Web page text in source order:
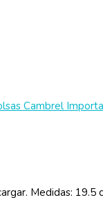
Cambrel
Medidas: 19.5